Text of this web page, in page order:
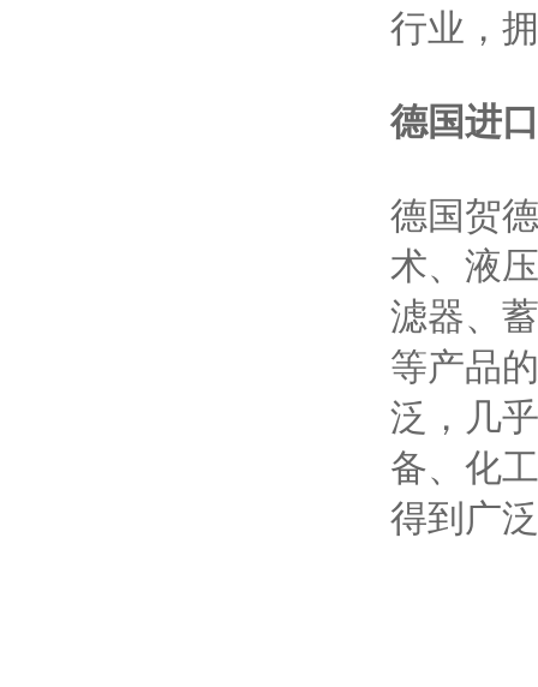
行业，
德国进
德国贺
术、液
滤器、
等产品
泛，几
备、化
得到广